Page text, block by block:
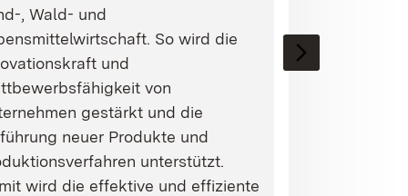
, Wald- und
So wird die
und
von
gestärkt und die
neuer Produkte und
unterstützt.
wird die effektive und effiziente